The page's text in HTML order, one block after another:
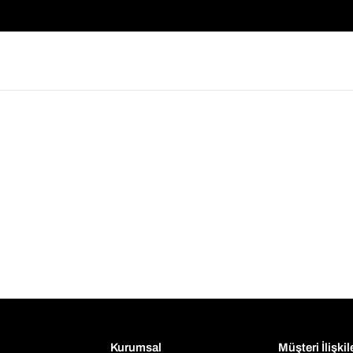
Kurumsal Müşteri